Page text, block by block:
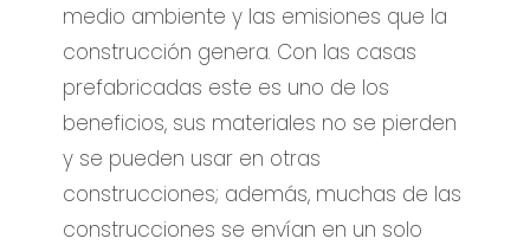
medio ambiente y las emisiones que la
construcción genera. Con las casas
prefabricadas este es uno de los
beneficios, sus materiales no se pierden
y se pueden usar en otras
construcciones; además, muchas de las
construcciones se envían en un solo